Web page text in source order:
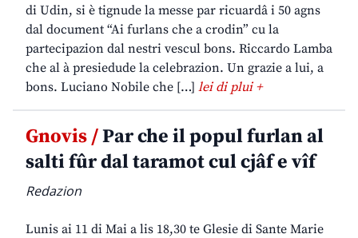
di Udin, si è tignude la messe par ricuardâ i 50 agns
dal document “Ai furlans che a crodin” cu la
partecipazion dal nestri vescul bons. Riccardo Lamba
che al à presiedude la celebrazion. Un grazie a lui, a
bons. Luciano Nobile che […] lei di plui +
Gnovis /Par che il popul furlan al
salti fûr dal taramot cul cjâf e vîf
Redazion
Lunis ai 11 di Mai a lis 18,30 te Glesie di Sante Marie